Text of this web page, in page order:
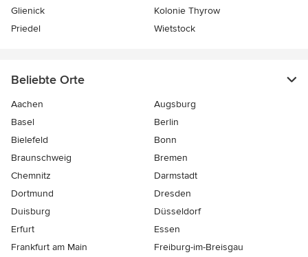
Glienick
Kolonie Thyrow
Priedel
Wietstock
Beliebte Orte
Aachen
Augsburg
Basel
Berlin
Bielefeld
Bonn
Braunschweig
Bremen
Chemnitz
Darmstadt
Dortmund
Dresden
Duisburg
Düsseldorf
Erfurt
Essen
Frankfurt am Main
Freiburg-im-Breisgau